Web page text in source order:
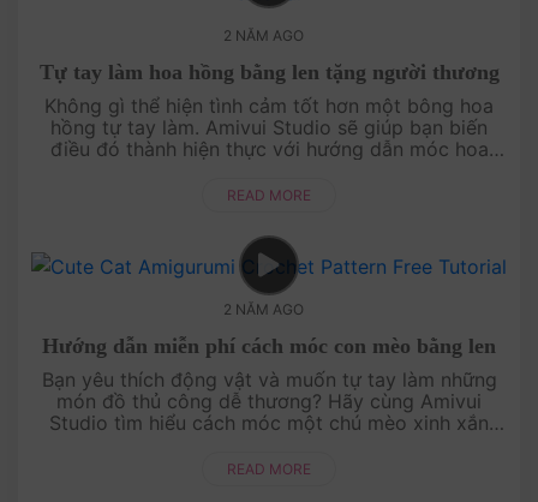
2 NĂM AGO
Tự tay làm hoa hồng bằng len tặng người thương
Không gì thể hiện tình cảm tốt hơn một bông hoa
hồng tự tay làm. Amivui Studio sẽ giúp bạn biến
điều đó thành hiện thực với hướng dẫn móc hoa
gian và sự ....
READ MORE
2 NĂM AGO
Hướng dẫn miễn phí cách móc con mèo bằng len
Bạn yêu thích động vật và muốn tự tay làm những
món đồ thủ công dễ thương? Hãy cùng Amivui
Studio tìm hiểu cách móc một chú mèo xinh xắn
sẽ nhanh ch....
READ MORE